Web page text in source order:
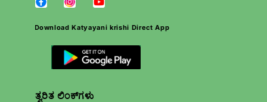
Download Katyayani krishi Direct App
ತ್ವರಿತ ಲಿಂಕ್‌ಗಳು